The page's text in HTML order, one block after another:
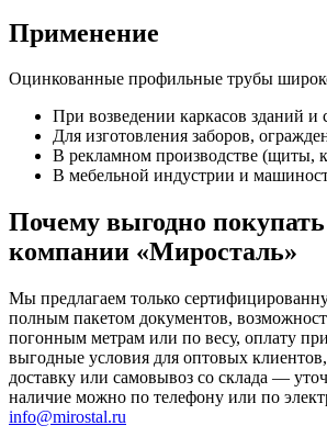
Применение
Оцинкованные профильные трубы
При возведении каркасов зданий и
Для изготовления заборов,
В рекламном производстве (щиты,
В мебельной индустрии и
Почему выгодно
компании «Миросталь»
Мы предлагаем только
полным пакетом документов,
погонным метрам или по весу, оплату
выгодные условия для оптовых
доставку или самовывоз со склада —
наличие можно по телефону или по
info@mirostal.ru